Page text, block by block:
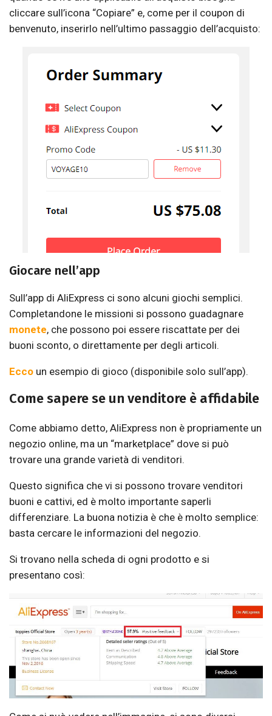
cliccare sull’icona “Copiare” e, come per il coupon di
benvenuto, inserirlo nell’ultimo passaggio dell’acquisto:
Giocare nell’app
Sull’app di AliExpress ci sono alcuni giochi semplici.
Completandone le missioni si possono guadagnare
monete, che possono poi essere riscattate per dei
buoni sconto, o direttamente per degli articoli.
Ecco un esempio di gioco (disponibile solo sull’app).
Come sapere se un venditore è affidabile
Come abbiamo detto, AliExpress non è propriamente un
negozio online, ma un “marketplace” dove si può
trovare una grande varietà di venditori.
Questo significa che vi si possono trovare venditori
buoni e cattivi, ed è molto importante saperli
differenziare. La buona notizia è che è molto semplice:
basta cercare le informazioni del negozio.
Si trovano nella scheda di ogni prodotto e si
presentano così: